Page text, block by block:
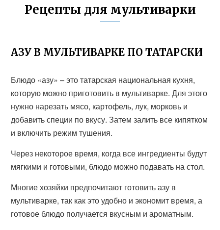
Рецепты для мультиварки
АЗУ В МУЛЬТИВАРКЕ ПО ТАТАРСКИ
Блюдо «азу» – это татарская национальная кухня,
которую можно приготовить в мультиварке. Для этого
нужно нарезать мясо, картофель, лук, морковь и
добавить специи по вкусу. Затем залить все кипятком
и включить режим тушения.
Через некоторое время, когда все ингредиенты будут
мягкими и готовыми, блюдо можно подавать на стол.
Многие хозяйки предпочитают готовить азу в
мультиварке, так как это удобно и экономит время, а
готовое блюдо получается вкусным и ароматным.